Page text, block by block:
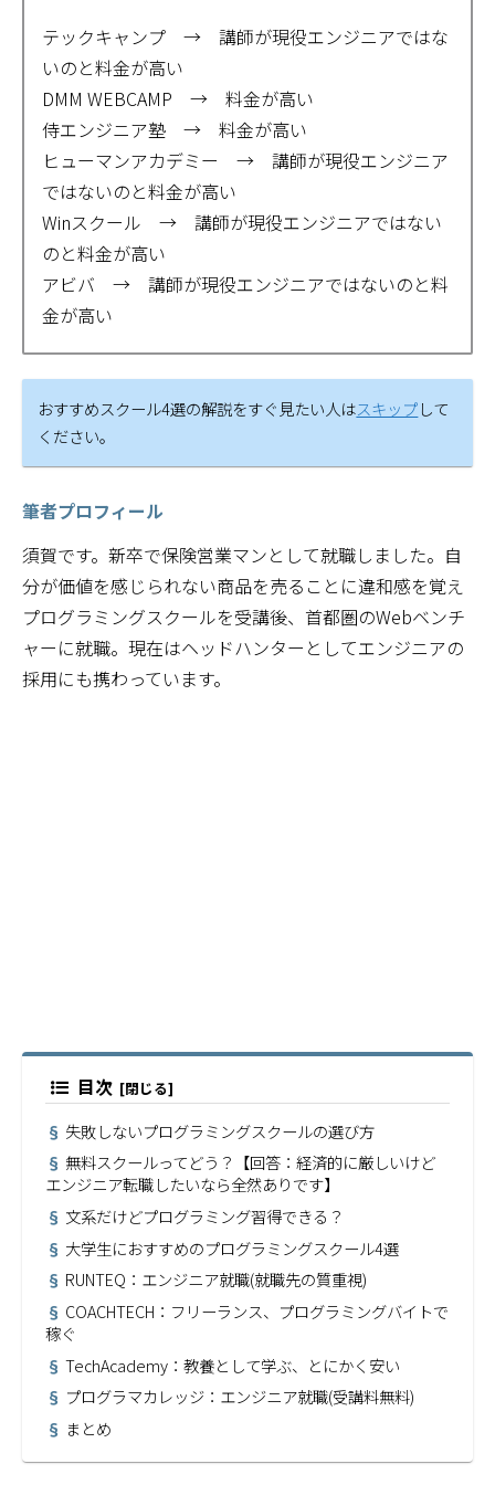
テックキャンプ → 講師が現役エンジニアではな
いのと料金が高い
DMM WEBCAMP → 料金が高い
侍エンジニア塾 → 料金が高い
ヒューマンアカデミー → 講師が現役エンジニア
ではないのと料金が高い
Winスクール → 講師が現役エンジニアではない
のと料金が高い
アビバ → 講師が現役エンジニアではないのと料
金が高い
おすすめスクール4選の解説をすぐ見たい人はスキップして
ください。
筆者プロフィール
須賀です。新卒で保険営業マンとして就職しました。自
分が価値を感じられない商品を売ることに違和感を覚え
プログラミングスクールを受講後、首都圏のWebベンチ
ャーに就職。現在はヘッドハンターとしてエンジニアの
採用にも携わっています。
目次
失敗しないプログラミングスクールの選び方
無料スクールってどう？【回答：経済的に厳しいけど
エンジニア転職したいなら全然ありです】
文系だけどプログラミング習得できる？
大学生におすすめのプログラミングスクール4選
RUNTEQ：エンジニア就職(就職先の質重視)
COACHTECH：フリーランス、プログラミングバイトで
稼ぐ
TechAcademy：教養として学ぶ、とにかく安い
プログラマカレッジ：エンジニア就職(受講料無料)
まとめ